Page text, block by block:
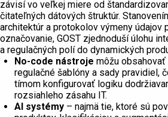
závisí vo veľkej miere od
čitateľných dátových štruktúr.
architektúr a protokolov výmeny údajov
označovanie, GOST zjednoduší úlohu
a regulačných polí do dynamických
No-code nástroje môžu
regulačné šablóny a sady pravidiel,
tímom konfigurovať logiku
rozsiahleho zásahu IT.
AI systémy – najmä tie, ktoré sú